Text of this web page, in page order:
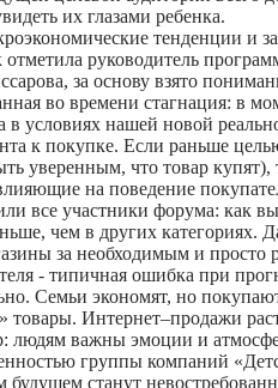
их глазами ребенка.
тенденции и
руководитель
за основу взято
во времени стагнация: в
нашей новой
к покупке. Если раньше
уверенным, что товар
на поведение
все участники форума: как
чем в других
за необходимым и просто
- типичная ошибка при
Семьи экономят, но
Интернет–продажи
людям важны эмоции и
группы компаний
станут